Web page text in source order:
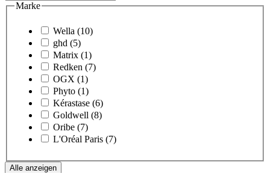
Marke
Wella (10)
ghd (5)
Matrix (1)
Redken (7)
OGX (1)
Phyto (1)
Kérastase (6)
Goldwell (8)
Oribe (7)
L'Oréal Paris (7)
Alle anzeigen